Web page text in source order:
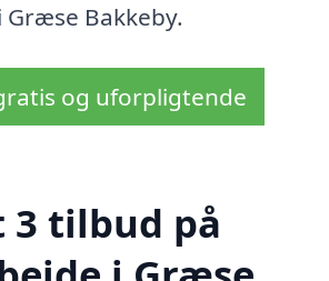
Bakkeby.
og uforpligtende
3 tilbud på